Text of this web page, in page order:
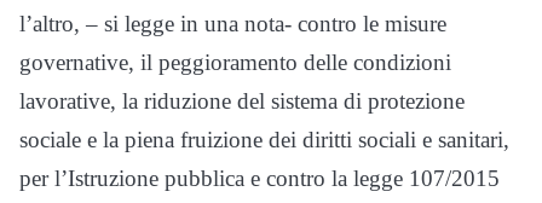
l’altro, – si legge in una nota- contro le misure
governative, il peggioramento delle condizioni
lavorative, la riduzione del sistema di protezione
sociale e la piena fruizione dei diritti sociali e sanitari,
per l’Istruzione pubblica e contro la legge 107/2015